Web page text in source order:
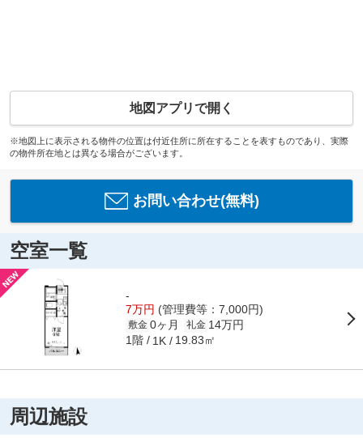
地図アプリで開く
※地図上に表示される物件の位置は付近住所に所在することを表すものであり、実際
の物件所在地とは異なる場合がございます。
お問い合わせ(無料)
空室一覧
-
7万円 (管理費等：7,000円)
敷金 0ヶ月 礼金 14万円
1階 1K 19.83㎡
周辺施設